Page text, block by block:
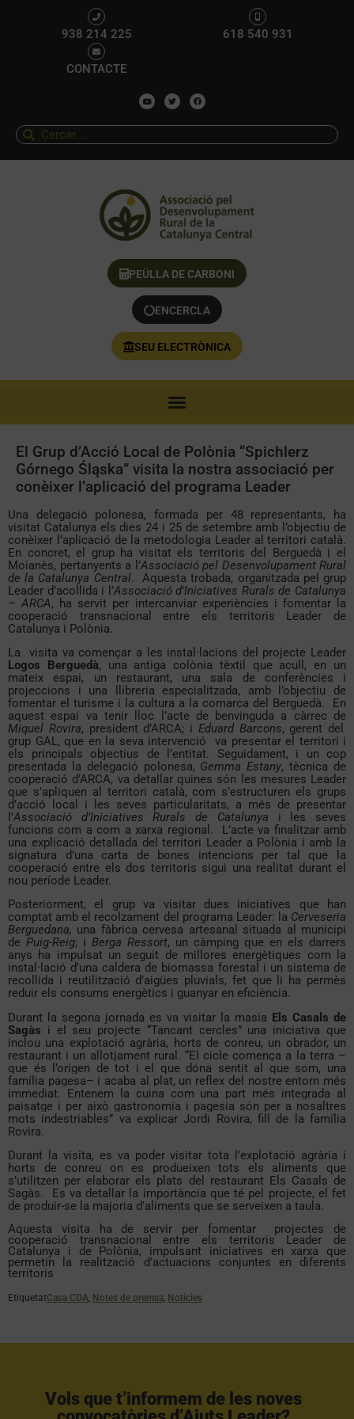
938 214 225 618 540 931
CONTACTE
PEÜLLA DE CARBONI
ENCERCLA
SEU ELECTRÒNICA
El Grup d’Acció Local de Polònia “Spichlerz
Górnego Śląska” visita la nostra associació per
conèixer l’aplicació del programa Leader
Una delegació polonesa, formada per 48 representants, ha
visitat Catalunya els dies 24 i 25 de setembre amb l’objectiu de
conèixer l’aplicació de la metodologia Leader al territori català.
En concret, el grup ha visitat els territoris del
Berguedà i el
Moianès, pertanyents a l’Associació pel Desenvolupament Rural
de la Catalunya Central. Aquestatrobada, organitzada pel grup
Leader d’acollida i l’Associació d’Iniciatives Rurals de Catalunya
– ARCA, ha servit per intercanviar experiències i fomentar la
cooperació transnacional entre els territoris Leader de
Catalunya i Polònia.
La visita va començar a les instal·lacions del projecte Leader
Logos Berguedà, una antiga colònia tèxtil que acull, en un
mateix espai, un restaurant, una sala de conferències i
projeccions i una llibreria especialitzada, amb l’objectiu de
fomentar el turisme i la cultura a la comarca del Berguedà. En
aquest espai va tenir lloc l’acte de benvinguda a càrrec de
Miquel Rovira, president d’ARCA; i Eduard Barcons, gerent del
grup GAL, que en la seva intervenció va presentar el territori i
els principals objectius de l’entitat. Seguidament, i un cop
presentada la delegació polonesa, Gemma Estany, tècnica de
cooperació d’ARCA, va detallar quines són les mesures Leader
que s’apliquen al territori català, com s’estructuren els grups
d’acció local i les seves particularitats, a més de presentar
l’Associació d’Iniciatives Rurals de Catalunya i les seves
funcions com a com a xarxa regional. L’acte va finalitzar amb
una explicació detallada del territori Leader a Polònia i amb la
signatura d’una carta de bones intencions per tal que la
cooperació entre els dos territoris sigui una realitat durant el
nou període Leader.
Posteriorment, el grup va visitar dues iniciatives que han
comptat amb el recolzament del programa Leader: la Cerveseria
Berguedana, una fàbrica cervesa artesanal situada al municipi
de Puig-Reig; i Berga Ressort, un càmping que en els darrers
anys ha impulsat un seguit de millores energètiques com la
instal·lació d’una caldera de biomassa forestal i un sistema de
recollida i reutilització d’aigües pluvials, fet que li ha permès
reduir els consums energètics i guanyar en eficiència.
Durant la segona jornada es va visitar la masia Els Casals de
Sagàs i el seu projecte “Tancant cercles” una iniciativa que
inclou una explotació agrària, horts de conreu, un obrador, un
restaurant i un allotjament rural. “El cicle comença a la terra –
que és l’origen de tot i el que dóna sentit al que som, una
família pagesa– i acaba al plat, un reflex del nostre entorn més
immediat. Entenem la cuina com una part més integrada al
paisatge i per això gastronomia i pagesia són per a nosaltres
mots indestriables” va explicar Jordi Rovira, fill de la família
Rovira.
Durant la visita, es va poder visitar tota l’explotació agrària i
horts de conreu on es produeixen tots els aliments que
s’utilitzen per elaborar els plats del restaurant Els Casals de
Sagàs. Es va detallar la importància que té pel projecte, el fet
de produir-se la majoria d’aliments que se serveixen a taula.
Aquesta visita ha de servir per fomentar projectes de
cooperació transnacional entre els territoris Leader de
Catalunya i de Polònia, impulsant iniciatives en xarxa que
permetin la realització d’actuacions conjuntes en diferents
territoris
EtiquetatCasa CDA, Notes de premsa, Notícies
Vols que t’informem de les noves